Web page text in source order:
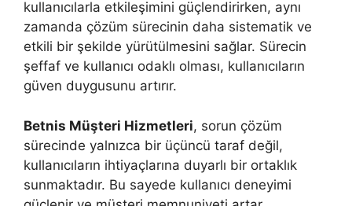
kullanıcılarla etkileşimini güçlendirirken, aynı
zamanda çözüm sürecinin daha sistematik ve
etkili bir şekilde yürütülmesini sağlar. Sürecin
şeffaf ve kullanıcı odaklı olması, kullanıcıların
güven duygusunu artırır.
Betnis Müşteri Hizmetleri, sorun çözüm
sürecinde yalnızca bir üçüncü taraf değil,
kullanıcıların ihtiyaçlarına duyarlı bir ortaklık
sunmaktadır. Bu sayede kullanıcı deneyimi